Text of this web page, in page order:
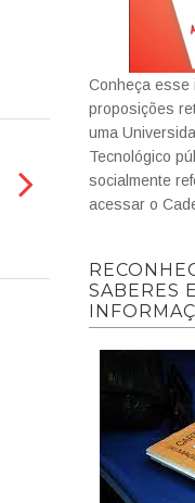
Conheça esse
proposições
uma
Tecnológico
socialmente
acessar o
SABERES